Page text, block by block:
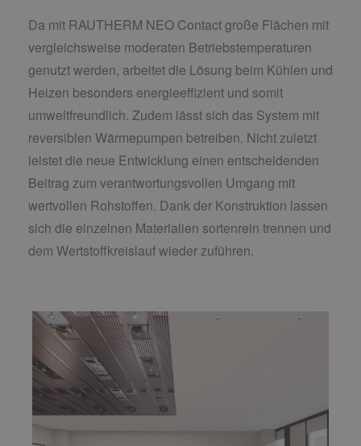
Da mit RAUTHERM NEO Contact große Flächen mit
vergleichsweise moderaten Betriebstemperaturen
genutzt werden, arbeitet die Lösung beim Kühlen und
Heizen besonders energieeffizient und somit
umweltfreundlich. Zudem lässt sich das System mit
reversiblen Wärmepumpen betreiben. Nicht zuletzt
leistet die neue Entwicklung einen entscheidenden
Beitrag zum verantwortungsvollen Umgang mit
wertvollen Rohstoffen. Dank der Konstruktion lassen
sich die einzelnen Materialien sortenrein trennen und
dem Wertstoffkreislauf wieder zuführen.